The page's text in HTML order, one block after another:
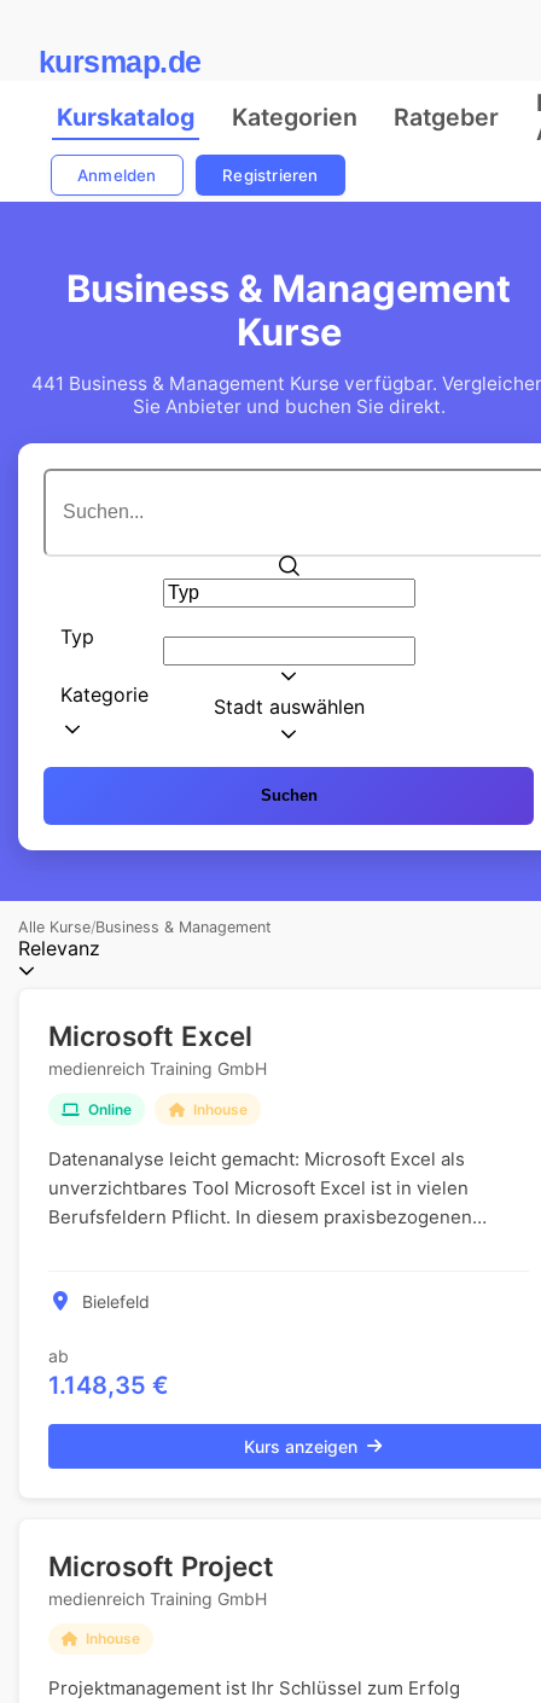
kursmap.de
Kurskatalog Kategorien Ratgeber
Anmelden Registrieren
Business & Management
Kurse
441 Business & Management Kurse verfügbar.
Sie Anbieter und buchen Sie direkt.
Typ
Kategorie Stadt auswählen
Suchen
Alle Kurse/Business & Management
Relevanz
Microsoft Excel
medienreich Training GmbH
Online Inhouse
Datenanalyse leicht gemacht: Microsoft Excel als
unverzichtbares Tool Microsoft Excel ist in vielen
Berufsfeldern Pflicht. In diesem praxisbezogenen
Bielefeld
ab
1.148,35 €
Kurs anzeigen
Microsoft Project
medienreich Training GmbH
Inhouse
Projektmanagement ist Ihr Schlüssel zum Erfolg